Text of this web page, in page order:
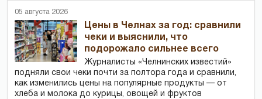
05 августа 2026
Цены в Челнах за год: сравнили
чеки и выяснили, что
подорожало сильнее всего
Журналисты «Челнинских известий»
подняли свои чеки почти за полтора года и сравнили,
как изменились цены на популярные продукты — от
хлеба и молока до курицы, овощей и фруктов